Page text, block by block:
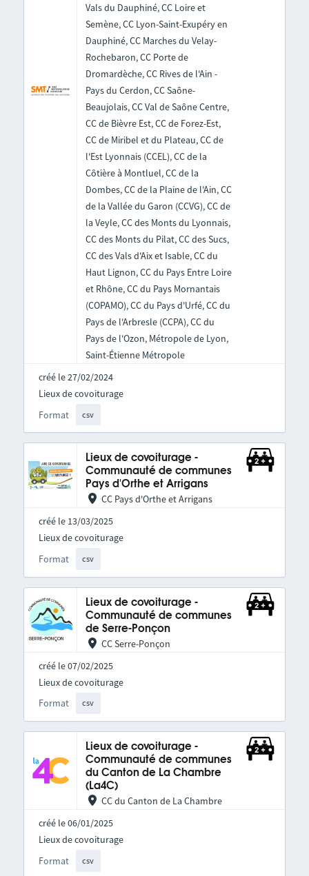
Vals du Dauphiné, CC Loire et
Semène, CC Lyon-Saint-Exupéry en
Dauphiné, CC Marches du Velay-
Rochebaron, CC Porte de
Dromardèche, CC Rives de l'Ain -
Pays du Cerdon, CC Saône-
Beaujolais, CC Val de Saône Centre,
CC de Bièvre Est, CC de Forez-Est,
CC de Miribel et du Plateau, CC de
l'Est Lyonnais (CCEL), CC de la
Côtière à Montluel, CC de la
Dombes, CC de la Plaine de l'Ain, CC
de la Vallée du Garon (CCVG), CC de
la Veyle, CC des Monts du Lyonnais,
CC des Monts du Pilat, CC des Sucs,
CC des Vals d'Aix et Isable, CC du
Haut Lignon, CC du Pays Entre Loire
et Rhône, CC du Pays Mornantais
(COPAMO), CC du Pays d'Urfé, CC du
Pays de l'Arbresle (CCPA), CC du
Pays de l'Ozon, Métropole de Lyon,
Saint-Étienne Métropole
créé le 27/02/2024
Format csv
Lieux de covoiturage
Lieux de covoiturage -
Communauté de communes
Pays d'Orthe et Arrigans
CC Pays d'Orthe et Arrigans
créé le 13/03/2025
Format csv
Lieux de covoiturage
Lieux de covoiturage -
Communauté de communes
de Serre-Ponçon
CC Serre-Ponçon
créé le 07/02/2025
Format csv
Lieux de covoiturage
Lieux de covoiturage -
Communauté de communes
du Canton de La Chambre
(La4C)
CC du Canton de La Chambre
créé le 06/01/2025
Format csv
Lieux de covoiturage